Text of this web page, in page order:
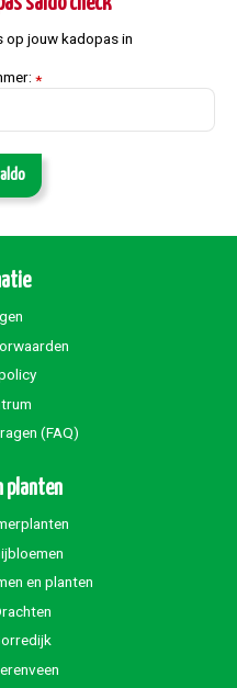
op jouw kadopas in
*
(FAQ)
planten
en planten